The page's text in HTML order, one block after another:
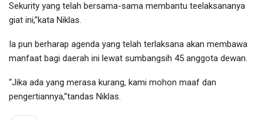
Sekurity yang telah bersama-sama membantu teelaksananya
giat ini,”kata Niklas.
Ia pun berharap agenda yang telah terlaksana akan membawa
manfaat bagi daerah ini lewat sumbangsih 45 anggota dewan.
“Jika ada yang merasa kurang, kami mohon maaf dan
pengertiannya,”tandas Niklas.